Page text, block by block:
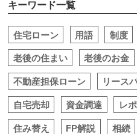
キーワード一覧
住宅ローン 用語 制度
老後の住まい 老後のお金
不動産担保ローン リース
自宅売却 資金調達 レ
住み替え FP解説 相続